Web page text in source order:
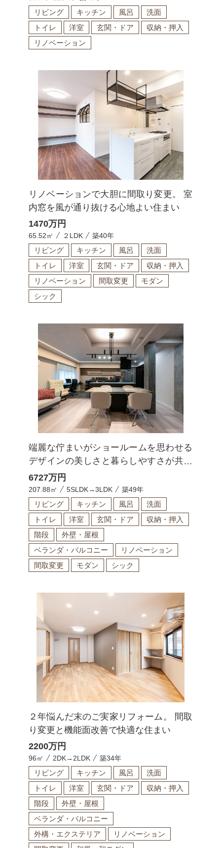
リビング キッチン 風呂
洗面
トイレ
洋室 玄関・ドア
収納・押入
リノベーション
リノベーションで大胆に間取り変更。 室
内窓を風が通り抜ける心地よい住まい
1470万円
65.52㎡ ２LDK 築40年
リビング キッチン 風呂
洗面
トイレ
洋室 玄関・ドア
収納・押入
リノベーション
間取変更
モダン
シック
端麗な佇まいがショールームを思わせる
デザインの美しさと暮らしやすさが共存
する邸宅
6727万円
207.88㎡ 5SLDK→3LDK 築49年
リビング キッチン 風呂
洗面
トイレ
洋室 玄関・ドア
収納・押入
階段
外壁・屋根
ベランダ・バルコニー
リノベーション
間取変更
モダン シック
２年悩んだ末のご実家リフォーム。 間取
り変更と機能面改善で快適な住まい
2200万円
96㎡ 2DK→2LDK 築34年
リビング キッチン 風呂
洗面
トイレ
洋室 玄関・ドア
収納・押入
階段
外壁・屋根
ベランダ・バルコニー
外構・エクステリア
リノベーション